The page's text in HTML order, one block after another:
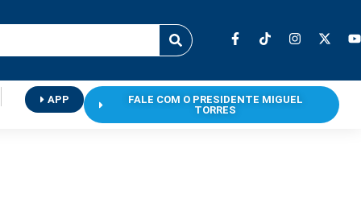
APP
FALE COM O PRESIDENTE MIGUEL
TORRES